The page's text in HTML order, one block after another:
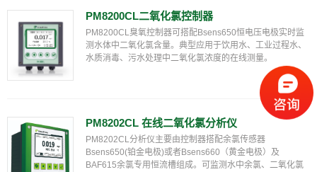
PM8200CL二氧化氯控制器
PM8200CL臭氧控制器可搭配Bsens650恒电压电极实时监
测水体中二氧化氯含量。典型应用于饮用水、工业过程水、
水质消毒、污水处理中二氧化氯浓度的在线测量。
PM8202CL 在线二氧化氯分析仪
PM8202CL分析仪主要由控制器搭配余氯传感器
Bsens650(铂金电极)或者Bsens660（黄金电极）及
BAF615余氯专用恒流槽组成。可监测水中余氯、二氧化氯